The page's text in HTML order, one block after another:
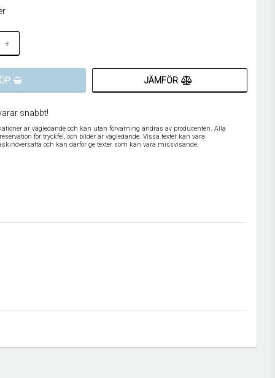
+
JÄMFÖR
snabbt!
är vägledande och kan utan förvarning ändras av producenten. Alla
för tryckfel, och bilder är vägledande. Vissa texter kan vara
och kan därför ge texter som kan vara missvisande.